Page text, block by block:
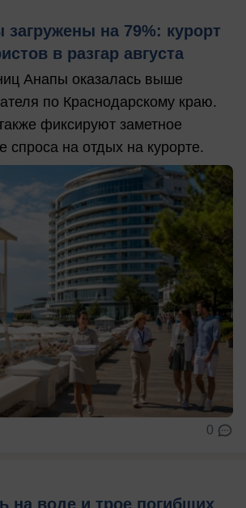
на 79%: курорт
в разгар августа
Анапы оказалась выше
по Краснодарскому краю.
фиксируют заметное
спроса на отдых на курорте.
0
на воде и трое погибших